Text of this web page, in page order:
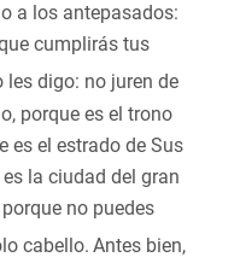
a los antepasados:
cumplirás tus
les digo: no juren de
porque es el trono
es el estrado de Sus
la ciudad del gran
no puedes
cabello. Antes bien,